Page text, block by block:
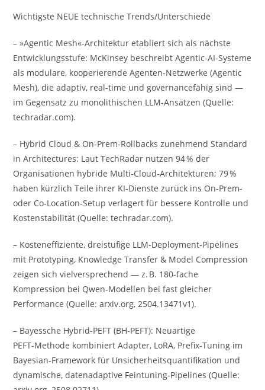
Wichtigste NEUE technische Trends/Unterschiede
– »Agentic Mesh«-Architektur etabliert sich als nächste
Entwicklungsstufe: McKinsey beschreibt Agentic‑AI‑Systeme
als modulare, kooperierende Agenten‑Netzwerke (Agentic
Mesh), die adaptiv, real‑time und governancefähig sind —
im Gegensatz zu monolithischen LLM‑Ansätzen (Quelle:
techradar.com).
– Hybrid Cloud & On‑Prem‑Rollbacks zunehmend Standard
in Architectures: Laut TechRadar nutzen 94 % der
Organisationen hybride Multi‑Cloud‑Architekturen; 79 %
haben kürzlich Teile ihrer KI‑Dienste zurück ins On‑Prem‑
oder Co‑Location‑Setup verlagert für bessere Kontrolle und
Kostenstabilität (Quelle: techradar.com).
– Kosteneffiziente, dreistufige LLM‑Deployment‑Pipelines
mit Prototyping, Knowledge Transfer & Model Compression
zeigen sich vielversprechend — z. B. 180-fache
Kompression bei Qwen‑Modellen bei fast gleicher
Performance (Quelle: arxiv.org, 2504.13471v1).
– Bayessche Hybrid‑PEFT (BH‑PEFT): Neuartige
PEFT‑Methode kombiniert Adapter, LoRA, Prefix‑Tuning im
Bayesian‑Framework für Unsicherheitsquantifikation und
dynamische, datenadaptive Feintuning‑Pipelines (Quelle: